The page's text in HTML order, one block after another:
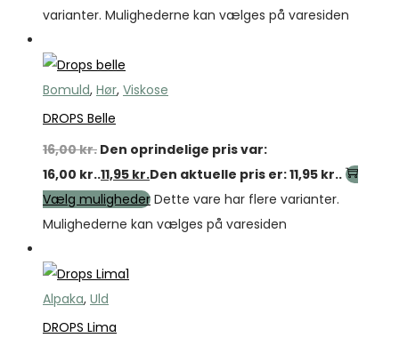
varianter. Mulighederne kan vælges på varesiden
Bomuld, Hør, Viskose
DROPS Belle
16,00kr. Den oprindelige pris var:
16,00 kr..11,95 kr.Den aktuelle pris er: 11,95 kr..
Vælg muligheder Dette vare har flere varianter.
Mulighederne kan vælges på varesiden
Alpaka, Uld
DROPS Lima